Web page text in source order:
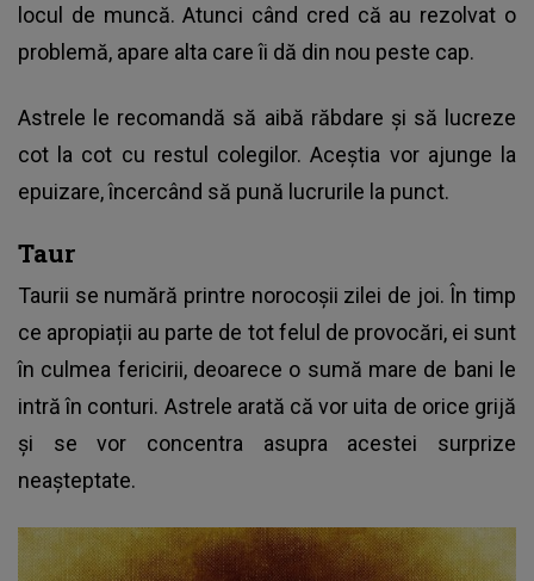
locul de muncă. Atunci când cred că au rezolvat o
problemă, apare alta care îi dă din nou peste cap.
Astrele le recomandă să aibă răbdare și să lucreze
cot la cot cu restul colegilor. Aceștia vor ajunge la
epuizare, încercând să pună lucrurile la punct.
Taur
Taurii se numără printre norocoșii zilei de joi. În timp
ce apropiații au parte de tot felul de provocări, ei sunt
în culmea fericirii, deoarece o sumă mare de bani le
intră în conturi. Astrele arată că vor uita de orice grijă
și se vor concentra asupra acestei surprize
neașteptate.